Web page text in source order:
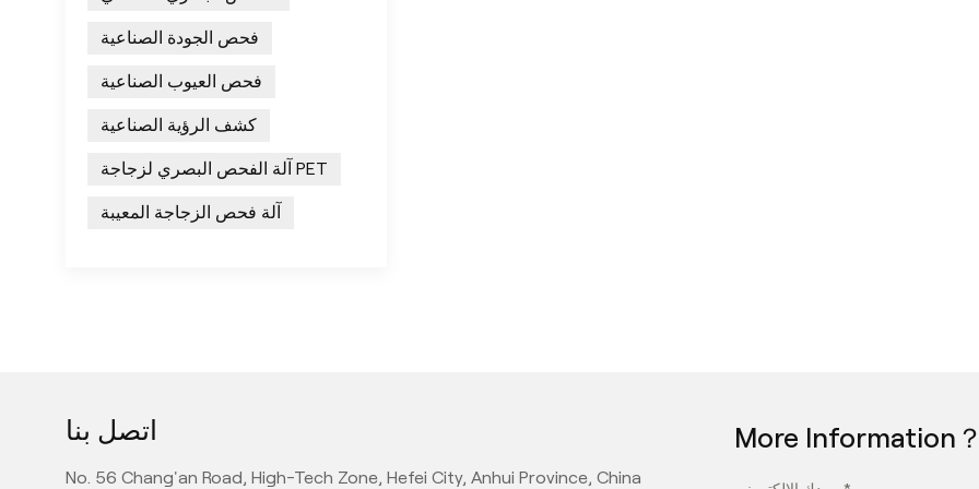
فحص الجودة الصناعية
فحص العيوب الصناعية
كشف الرؤية الصناعية
آلة الفحص البصري لزجاجة PET
آلة فحص الزجاجة المعيبة
اتصل بنا
No. 56 Chang'an Road, High-Tech Zone, Hefei City, Anhui Province, China
More Information